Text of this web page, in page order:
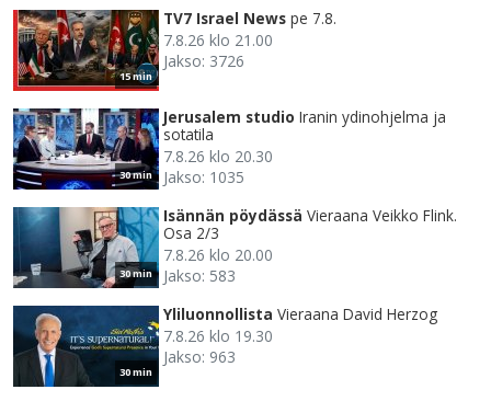
15 min
TV7 Israel News pe 7.8.
7.8.26 klo 21.00
Jakso: 3726
30 min
Jerusalem studio Iranin ydinohjelma ja
sotatila
7.8.26 klo 20.30
Jakso: 1035
30 min
Isännän pöydässä Vieraana Veikko Flink.
Osa 2/3
7.8.26 klo 20.00
Jakso: 583
30 min
Yliluonnollista Vieraana David Herzog
7.8.26 klo 19.30
Jakso: 963